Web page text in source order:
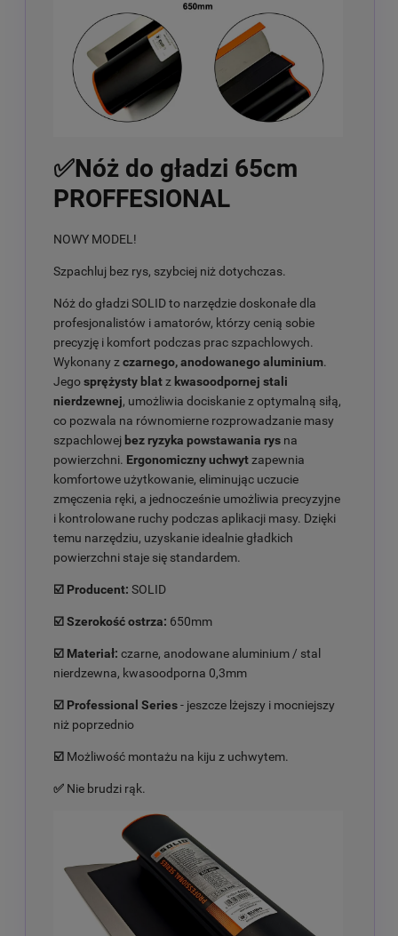
✅Nóż do gładzi 65cm
PROFFESIONAL
NOWY MODEL!
Szpachluj bez rys, szybciej niż dotychczas.
Nóż do gładzi SOLID to narzędzie doskonałe dla
profesjonalistów i amatorów, którzy cenią sobie
precyzję i komfort podczas prac szpachlowych.
Wykonany zczarnego, anodowanego aluminium.
Jegosprężysty blatz kwasoodpornej stali
nierdzewnej, umożliwia dociskanie z optymalną siłą,
co pozwala na równomierne rozprowadzanie masy
szpachlowej bez ryzyka powstawania rysna
powierzchni. Ergonomiczny uchwytzapewnia
komfortowe użytkowanie, eliminując uczucie
zmęczenia ręki, a jednocześnie umożliwia precyzyjne
i kontrolowane ruchy podczas aplikacji masy. Dzięki
temu narzędziu, uzyskanie idealnie gładkich
powierzchni staje się standardem.
☑️ Producent: SOLID
☑️ Szerokość ostrza: 650mm
☑️ Materiał: czarne, anodowane aluminium / stal
nierdzewna, kwasoodporna 0,3mm
☑️ Professional Series- jeszcze lżejszy i mocniejszy
niż poprzednio
☑️ Możliwość montażu na kiju z uchwytem.
✅ Nie brudzi rąk.